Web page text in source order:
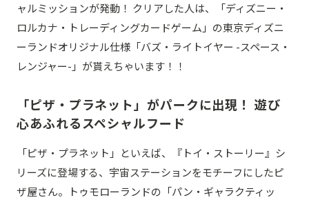
ャルミッションが発動！ クリアした人は、「ディズニー・
ロルカナ・トレーディングカードゲーム」の東京ディズニ
ーランドオリジナル仕様「バズ・ライトイヤー -スペース・
レンジャー-」が貰えちゃいます！！
「ピザ・プラネット」がパークに出現！ 遊び
心あふれるスペシャルフード
「ピザ・プラネット」といえば、『トイ・ストーリー』シ
リーズに登場する、宇宙ステーションをモチーフにしたピ
ザ屋さん。トゥモローランドの「パン・ギャラクティッ